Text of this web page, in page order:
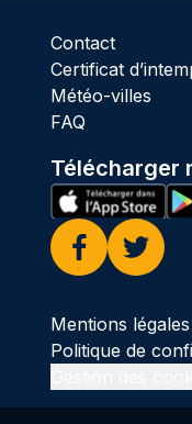
Contact
Certificat
Météo-villes
FAQ
Télécharger
Facebook
Twitter
Mentions légales
Politique de